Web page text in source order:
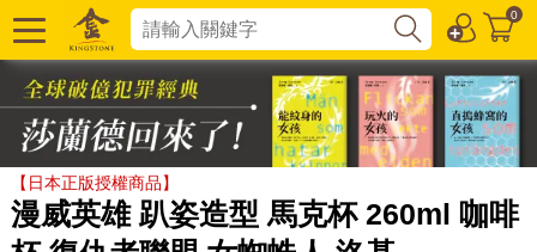
0
【日本正版授權商品】
漫威英雄 趴姿造型 馬克杯 260ml 咖啡